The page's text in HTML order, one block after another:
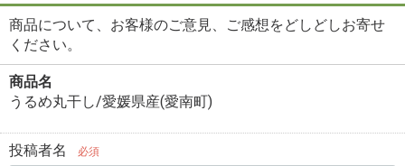
danbooru dress
%E3%83%87%E3%83%AC%E3%82%B9%E3%83%86
商品について、お客様のご意見、ご感想をどしどしお寄せ
ください。
商品名
うるめ丸干し/愛媛県産(愛南町)
投稿者名 必須